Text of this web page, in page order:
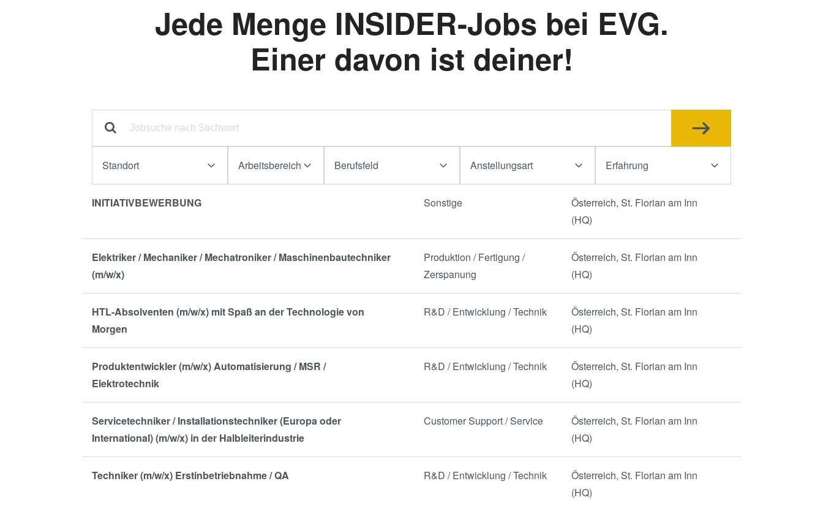
Die-to-Wafer Fusion
and Hybrid Bonding
ComBond®
Technologie
Jede Menge INSIDER-Jobs bei EVG.
Einer davon ist deiner!
Standort Arbeitsbereich Berufsfeld Anstellungsart Erfahrung
INITIATIVBEWERBUNG Sonstige
Österreich, St. Florian am Inn
(HQ)
Elektriker / Mechaniker / Mechatroniker / Maschinenbautechniker
(m/w/x)
Produktion / Fertigung /
Zerspanung
Österreich, St. Florian am Inn
(HQ)
HTL-Absolventen (m/w/x) mit Spaß an der Technologie von
Morgen
R&D / Entwicklung / Technik
Österreich, St. Florian am Inn
(HQ)
Produktentwickler (m/w/x) Automatisierung / MSR /
Elektrotechnik
R&D / Entwicklung / Technik
Österreich, St. Florian am Inn
(HQ)
Servicetechniker / Installationstechniker (Europa oder
International) (m/w/x) in der Halbleiterindustrie
Customer Support / Service
Österreich, St. Florian am Inn
(HQ)
Techniker (m/w/x) Erstinbetriebnahme / QA R&D / Entwicklung / Technik
Österreich, St. Florian am Inn
(HQ)